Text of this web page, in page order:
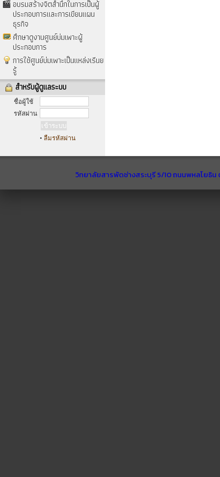
อบรมสร้างจิตสำนึกในการเป็นผู้
ประกอบการและการเขียนแผน
ธุรกิจ
ศึกษาดูงานศูนย์บ่มเพาะผู้
ประกอบการ
การใช้ศูนย์บ่มเพาะเป็นแหล่งเรีนย
รู้
สำหรับผู้ดูแลระบบ
ชื่อผู้ใช้
รหัสผ่าน
• ลืมรหัสผ่าน
วิทยาลัยสารพัดช่างสระบุรี 5/10 ถนนพหลโยธิ